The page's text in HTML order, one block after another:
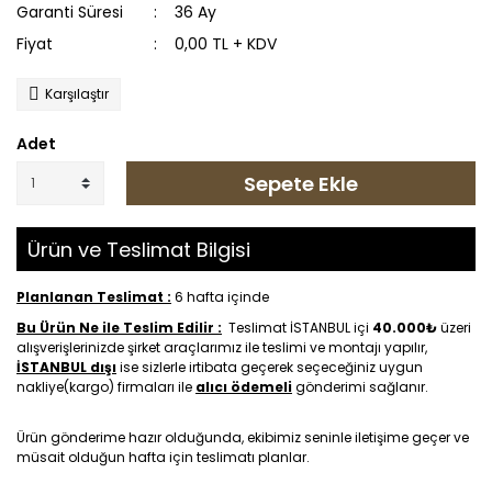
Garanti Süresi
36 Ay
Fiyat
0,00 TL + KDV
Karşılaştır
Adet
Sepete Ekle
Ürün ve Teslimat Bilgisi
Planlanan Teslimat : 6 hafta içinde
Bu Ürün Ne ile Teslim Edilir : Teslimat İSTANBUL içi 40.000₺üzeri
alışverişlerinizde şirket araçlarımız ile teslimi ve montajı yapılır,
İSTANBUL dışıise sizlerle irtibata geçerek seçeceğiniz uygun
nakliye(kargo) firmaları ile alıcı ödemeligönderimi sağlanır.
Ürün gönderime hazır olduğunda, ekibimiz seninle iletişime geçer ve
müsait olduğun hafta için teslimatı planlar.